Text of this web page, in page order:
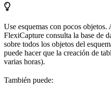
Use esquemas con pocos
FlexiCapture consulta la base de
sobre todos los objetos del
puede hacer que la creación de
varias horas).
También puede: